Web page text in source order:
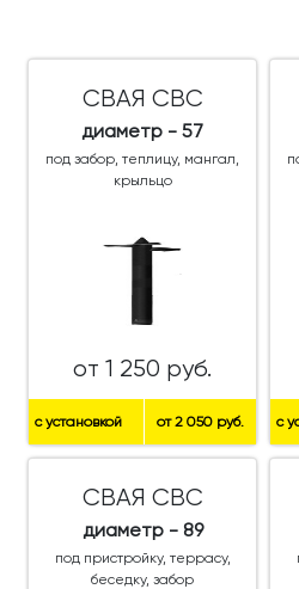
СВАЯ СВС
диаметр - 57
под забор, теплицу, мангал,
крыльцо
от 1 250 руб.
с установкой от 2 050 руб. с
СВАЯ СВС
диаметр - 89
под пристройку, террасу,
беседку, забор